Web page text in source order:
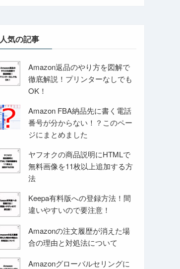
人気の記事
Amazon返品のやり方を図解で
徹底解説！プリンターなしでも
OK！
Amazon FBA納品先に書く電話
番号が分からない！？このペー
ジにまとめました
ヤフオクの商品説明にHTMLで
無料画像を11枚以上追加する方
法
Keepa有料版への登録方法！間
違いやすいので要注意！
Amazonの注文履歴が消えた場
合の理由と対処法について
Amazonグローバルセリングに